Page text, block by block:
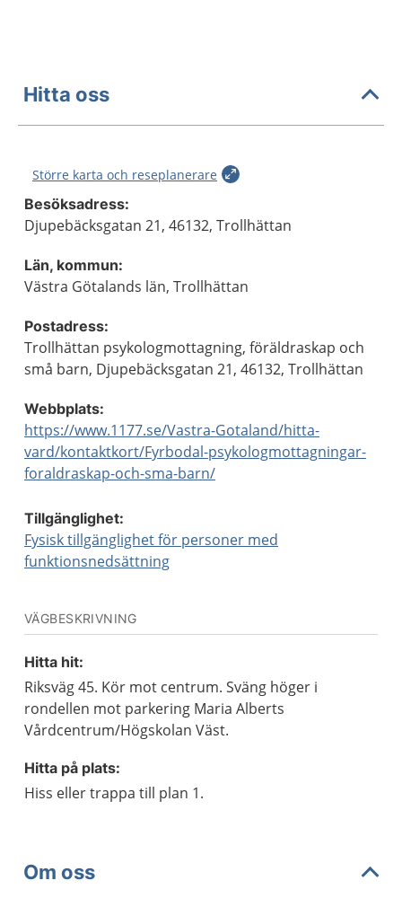
Hitta oss
Större karta och reseplanerare
Besöksadress:
Djupebäcksgatan 21, 46132, Trollhättan
Län, kommun:
Västra Götalands län, Trollhättan
Postadress:
Trollhättan psykologmottagning, föräldraskap och
små barn, Djupebäcksgatan 21, 46132, Trollhättan
Webbplats:
https://www.1177.se/Vastra-Gotaland/hitta-
vard/kontaktkort/Fyrbodal-psykologmottagningar-
foraldraskap-och-sma-barn/
Tillgänglighet:
Fysisk tillgänglighet för personer med
funktionsnedsättning
VÄGBESKRIVNING
Hitta hit:
Riksväg 45. Kör mot centrum. Sväng höger i
rondellen mot parkering Maria Alberts
Vårdcentrum/Högskolan Väst.
Hitta på plats:
Hiss eller trappa till plan 1.
Om oss